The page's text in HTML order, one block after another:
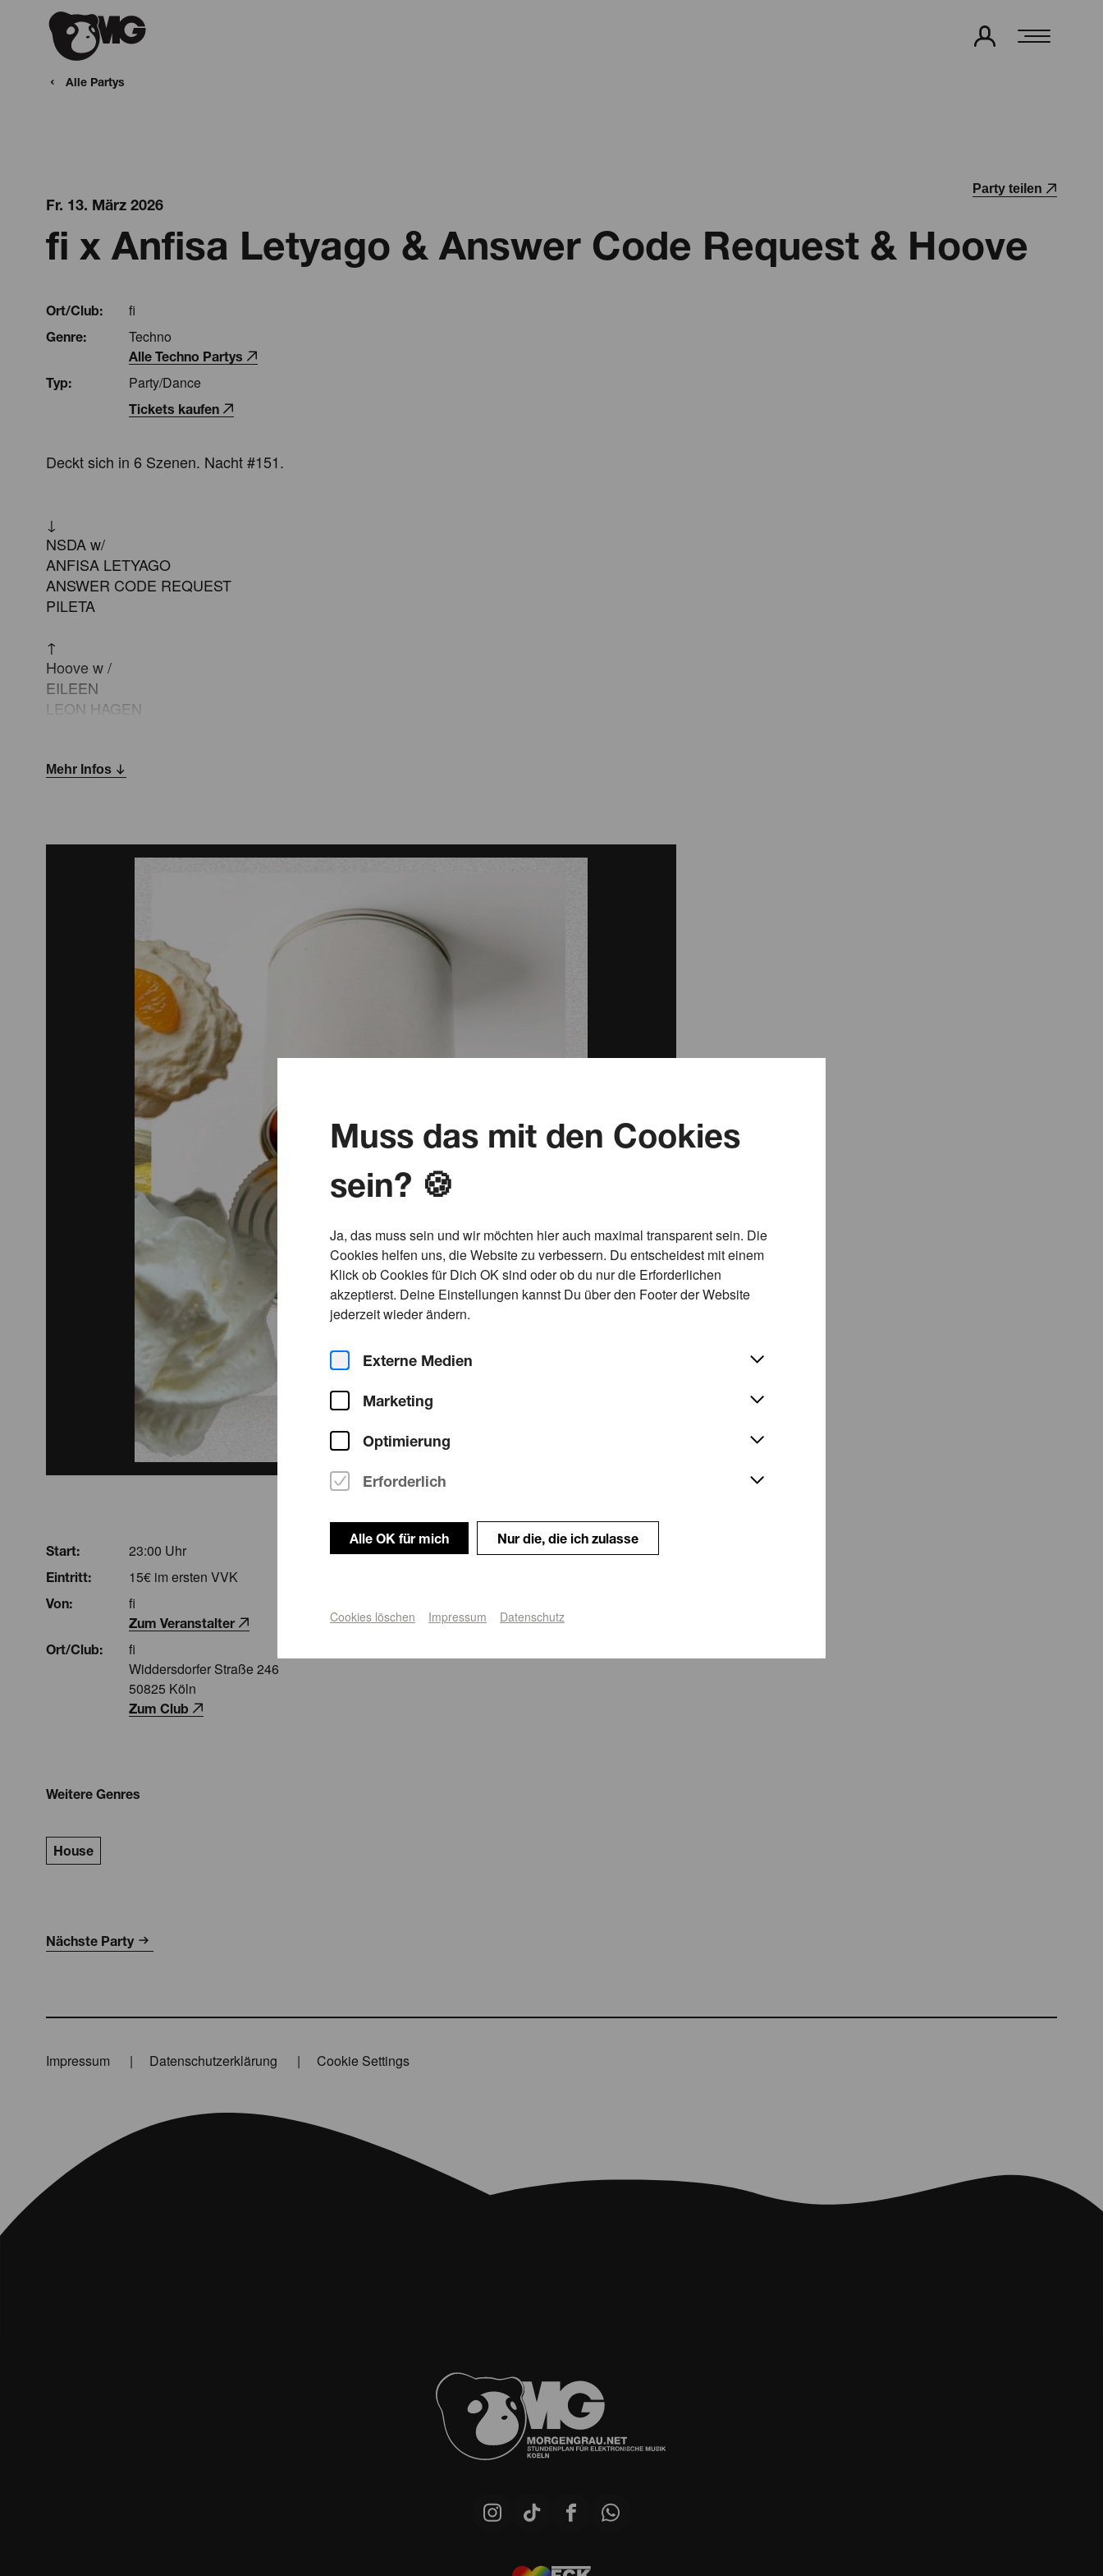
Muss das mit den Cookies
sein? 🍪
Ja, das muss sein und wir möchten hier auch maximal transparent sein. Die
Cookies helfen uns, die Website zu verbessern. Du entscheidest mit einem
Klick ob Cookies für Dich OK sind oder ob du nur die Erforderlichen
akzeptierst. Deine Einstellungen kannst Du über den Footer der Website
jederzeit wieder ändern.
Externe Medien
Marketing
Optimierung
Erforderlich
Alle OK für mich Nur die, die ich zulasse
Cookies löschen Impressum Datenschutz
Alle Partys
Party teilen
Fr. 13. März 2026
fi x Anfisa Letyago & Answer Code Request & Hoove
Ort/Club: fi
Genre: Techno
Alle Techno Partys
Typ:
Party/Dance
Tickets kaufen
Deckt sich in 6 Szenen. Nacht #151.
↓
NSDA w/
ANFISA LETYAGO
ANSWER CODE REQUEST
PILETA
↑
Hoove w /
EILEEN
LEON HAGEN
Mehr Infos
Start: 23:00 Uhr
Eintritt: 15€ im ersten VVK
Von: fi
Zum Veranstalter
Ort/Club:
fi
Widdersdorfer Straße 246
50825 Köln
Zum Club
Weitere Genres
House
Nächste Party
Impressum Datenschutzerklärung Cookie Settings